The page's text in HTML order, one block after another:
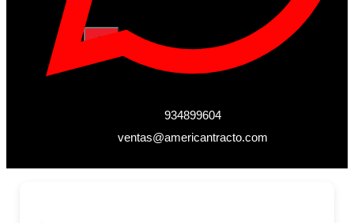
X
934899604
ventas@americantracto.com